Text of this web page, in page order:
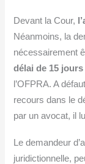
Devant la Cour,
Néanmoins, la
nécessairement
délai de 15 jours
l’OFPRA. A
recours dans le
par un avocat, il
Le demandeur
juridictionnelle,